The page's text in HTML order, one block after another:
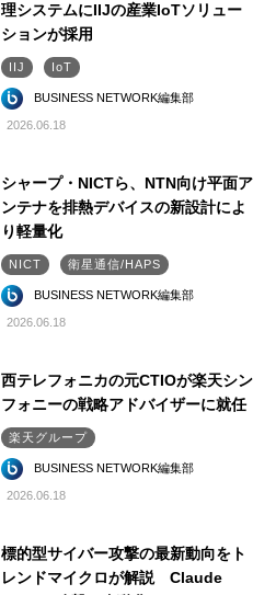
理システムにIIJの産業IoTソリュー
ションが採用
IIJ IoT
BUSINESS NETWORK編集部
2026.06.18
シャープ・NICTら、NTN向け平面ア
ンテナを排熱デバイスの新設計によ
り軽量化
NICT 衛星通信/HAPS
BUSINESS NETWORK編集部
2026.06.18
西テレフォニカの元CTIOが楽天シン
フォニーの戦略アドバイザーに就任
楽天グループ
BUSINESS NETWORK編集部
2026.06.18
標的型サイバー攻撃の最新動向をト
レンドマイクロが解説 Claude